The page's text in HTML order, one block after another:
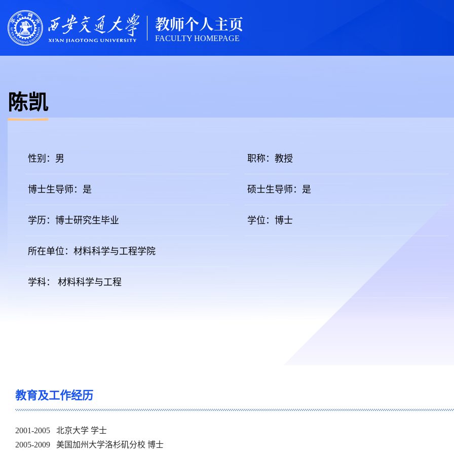
教师个人主页
FACULTY HOMEPAGE
陈凯
性别：男 职称：教授
博士生导师：是 硕士生导师：是
学历：博士研究生毕业 学位：博士
所在单位：材料科学与工程学院
学科： 材料科学与工程
教育及工作经历
2001-2005 北京大学 学士
2005-2009 美国加州大学洛杉矶分校 博士